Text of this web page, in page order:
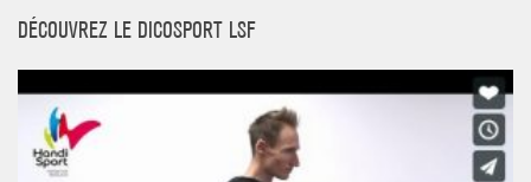
DÉCOUVREZ LE DICOSPORT LSF